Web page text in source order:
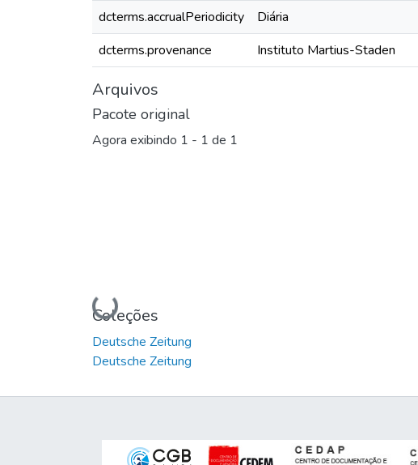
dcterms.accrualPeriodicity
Diária
dcterms.provenance
Instituto Martius-Staden
Arquivos
Pacote original
Agora exibindo 1 - 1 de 1
Carregando...
Coleções
Deutsche Zeitung
Deutsche Zeitung